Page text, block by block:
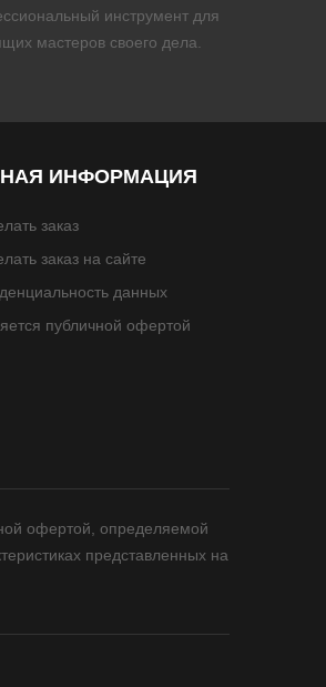
инструмент для
мастеров своего дела.
ИНФОРМАЦИЯ
заказ
заказ на сайте
данных
публичной офертой
офертой, определяемой
представленных на